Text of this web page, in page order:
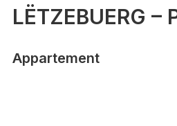
LËTZEBUERG –
Appartement